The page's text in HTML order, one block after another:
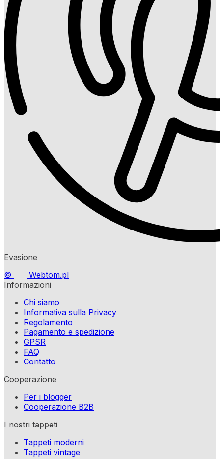
Evasione
©
Webtom.pl
Informazioni
Chi siamo
Informativa sulla Privacy
Regolamento
Pagamento e spedizione
GPSR
FAQ
Contatto
Cooperazione
Per i blogger
Cooperazione B2B
I nostri tappeti
Tappeti moderni
Tappeti vintage